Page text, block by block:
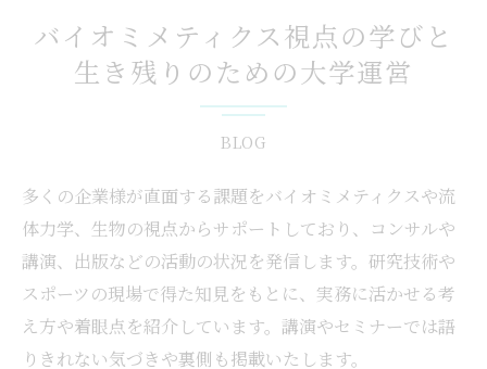
バイオミメティクス視点の学びと
生き残りのための大学運営
BLOG
多くの企業様が直面する課題をバイオミメティクスや流
体力学、生物の視点からサポートしており、コンサルや
講演、出版などの活動の状況を発信します。研究技術や
スポーツの現場で得た知見をもとに、実務に活かせる考
え方や着眼点を紹介しています。講演やセミナーでは語
りきれない気づきや裏側も掲載いたします。